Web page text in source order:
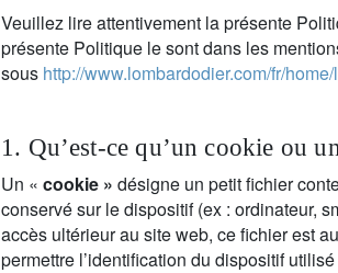
israël.
moyen-orient.
Veuillez lire attentivement la présente
présente Politique le sont dans les
sous http://www.lombardodier.com/fr/
1. Qu’est-ce qu’un cookie ou
Un « cookie » désigne un petit fichier
conservé sur le dispositif (ex : ordinateur,
accès ultérieur au site web, ce fichier est
permettre l’identification du dispositif